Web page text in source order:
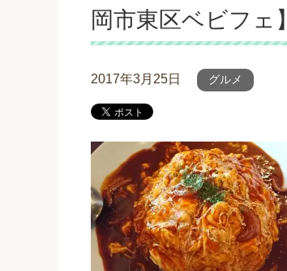
岡市東区ベビフェ】
2017年3月25日 グルメ